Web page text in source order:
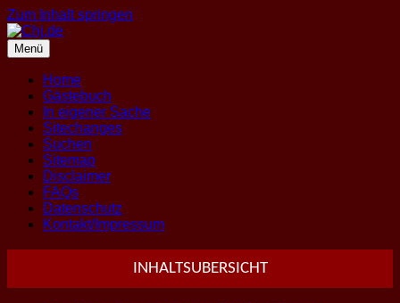
Zum Inhalt springen
Menü
Home
Gästebuch
In eigener Sache
Sitechanges
Suchen
Sitemap
Disclaimer
FAQs
Datenschutz
Kontakt/Impressum
INHALTSUBERSICHT